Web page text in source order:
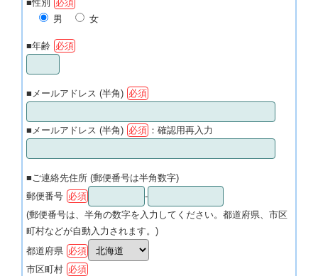
■性別
必須
男
女
■年齢 必須
■メールアドレス (半角) 必須
■メールアドレス (半角) 必須 ：確認用再入力
■ご連絡先住所 (郵便番号は半角数字)
郵便番号 必須
-
(郵便番号は、半角の数字を入力してください。都道府県、市区
町村などが自動入力されます。)
都道府県 必須
市区町村 必須